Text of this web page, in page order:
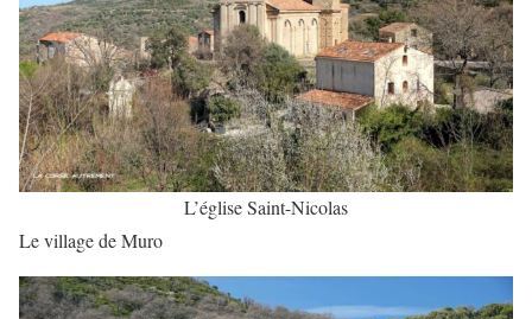
L’église Saint-Nicolas
Le village de Muro